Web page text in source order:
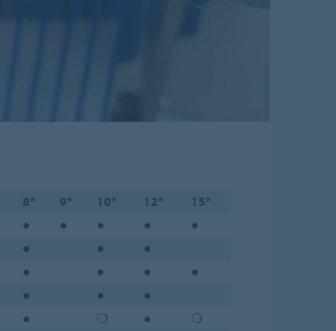
8* 9* 10* 12*
15*
● ● ● ●
●
● ●
●
● ● ●
●
● ●
●
● ❍ ●
❍